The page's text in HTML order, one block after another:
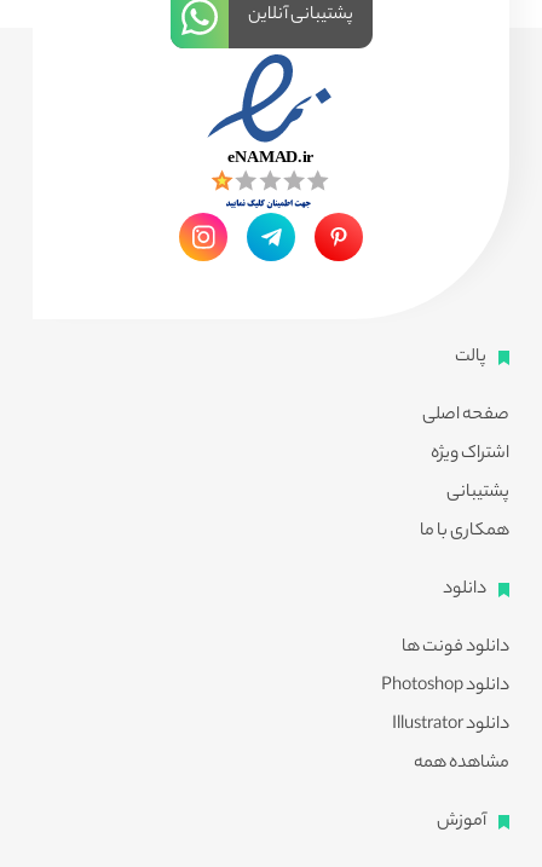
پالت
صفحه اصلی
اشتراک ویژه
پشتیبانی
همکاری با ما
دانلود
دانلود فونت ها
دانلود Photoshop
دانلود Illustrator
مشاهده همه
آموزش
پشتیبانی آنلاین